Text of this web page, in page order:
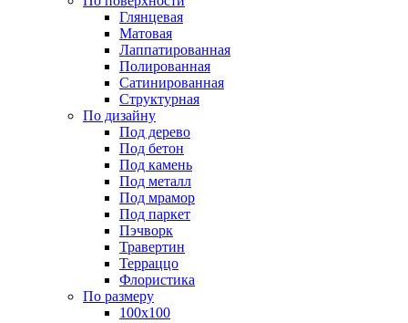
Глянцевая
Матовая
Лаппатированная
Полированная
Сатинированная
Структурная
По дизайну
Под дерево
Под бетон
Под камень
Под металл
Под мрамор
Под паркет
Пэчворк
Травертин
Терраццо
Флористика
По размеру
100х100